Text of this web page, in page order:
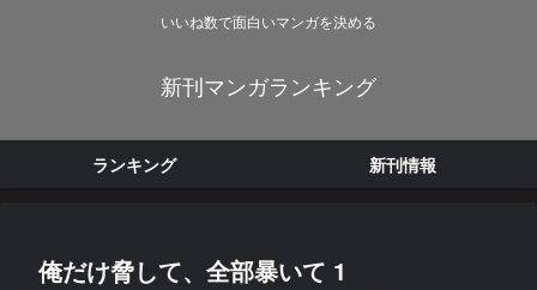
いいね数で面白いマンガを決める
新刊マンガランキング
ランキング 新刊情報
俺だけ脅して、全部暴いて 1